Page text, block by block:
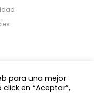
para una mejor
en “Aceptar”,